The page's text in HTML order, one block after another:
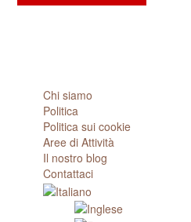
Chi siamo
Politica
Politica sui cookie
Aree di Attività
Il nostro blog
Contattaci